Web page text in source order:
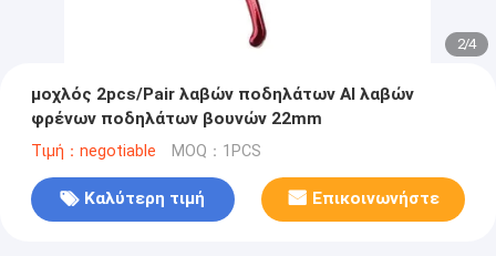
2/4
μοχλός 2pcs/Pair λαβών ποδηλάτων Al λαβών
φρένων ποδηλάτων βουνών 22mm
Τιμή：negotiable MOQ：1PCS
Καλύτερη τιμή Επικοινωνήστε